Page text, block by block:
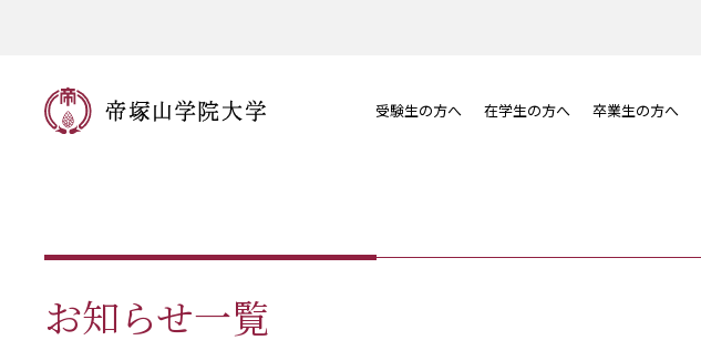
受験生の方へ 在学生の方へ 卒業生の方へ
お知らせ一覧